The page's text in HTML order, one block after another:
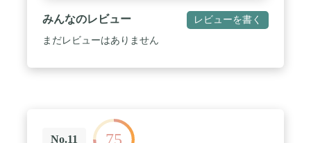
みんなのレビュー レビューを書く
まだレビューはありません
No.11 75